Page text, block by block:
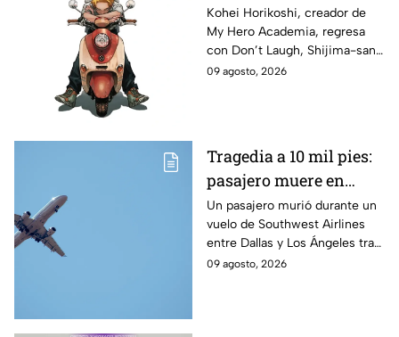
manga de terror de
Kohei Horikoshi, autor
de My Hero Academia
Kohei Horikoshi, creador de
My Hero Academia, regresa
con Don’t Laugh, Shijima-san,
un one-shot de terror de 61
09 agosto, 2026
Tragedia a 10 mil pies:
pasajero muere en
pleno vuelo tras
emergencia médica,
¿qué pasó?
Un pasajero murió durante un
vuelo de Southwest Airlines
entre Dallas y Los Ángeles tras
sufrir una emergencia médica.
09 agosto, 2026